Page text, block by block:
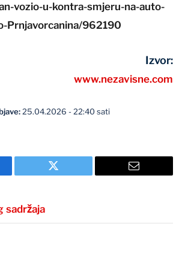
vozio-u-kontra-smjeru-na-auto-
Prnjavorcanina/962190
Izvor:
www.nezavisne.com
25.04.2026 - 22:40 sati
Twitter Email
sadržaja